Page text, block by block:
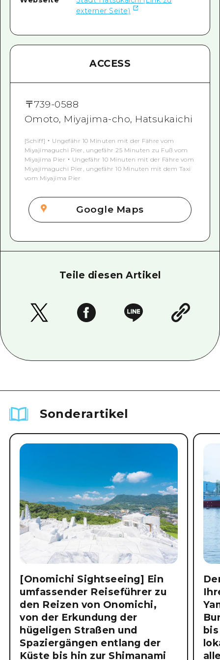
externer Seite)
ACCESS
〒739-0588
Omoto, Miyajima-cho, Hatsukaichi
[Schiff] ・ Ungefähr 10 Minuten mit der Fähre vom
Miyajimaguchi Pier, ungefähr 25 Minuten zu Fuß vom
Miyajima Pier ・ Ungefähr 10 Minuten mit der Fähre vom
Miyajimaguchi Pier, ungefähr 10 Minuten mit dem Taxi
vom Miyajima Pier
Google Maps
Teile diesen Artikel
Sonderartikel
[Onomichi Sightseeing] Ein
umfassender Reiseführer zu
den Reizen von Onomichi,
von der Erkundung der
hügeligen Straßen und
Spaziergängen entlang der
Küste bis hin zur Shimanami